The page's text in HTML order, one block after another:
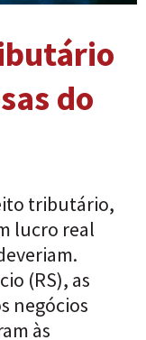
do
tributário,
lucro real
(RS), as
negócios
às